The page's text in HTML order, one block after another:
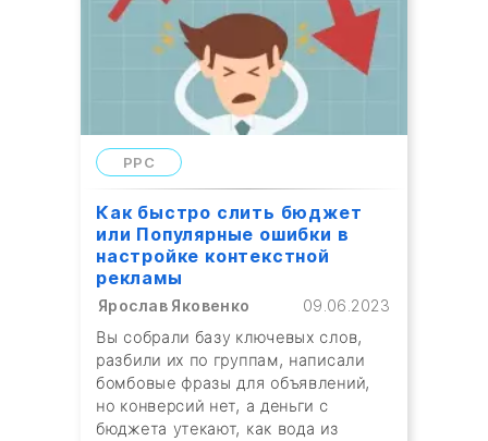
PPC
Как быстро слить бюджет
или Популярные ошибки в
настройке контекстной
рекламы
Ярослав Яковенко
09.06.2023
Вы собрали базу ключевых слов,
разбили их по группам, написали
бомбовые фразы для объявлений,
но конверсий нет, а деньги с
бюджета утекают, как вода из